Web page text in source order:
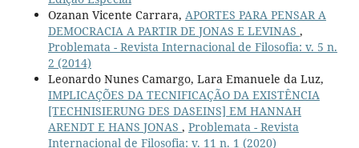
Ozanan Vicente Carrara, APORTES PARA PENSAR A
DEMOCRACIA A PARTIR DE JONAS E LEVINAS ,
Problemata - Revista Internacional de Filosofia: v. 5 n.
2 (2014)
Leonardo Nunes Camargo, Lara Emanuele da Luz,
IMPLICAÇÕES DA TECNIFICAÇÃO DA EXISTÊNCIA
[TECHNISIERUNG DES DASEINS] EM HANNAH
ARENDT E HANS JONAS , Problemata - Revista
Internacional de Filosofia: v. 11 n. 1 (2020)